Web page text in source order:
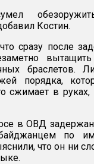
Костин.
сразу после
браслетов.
порядка,
сжимает в
в ОВД
по
что он ни